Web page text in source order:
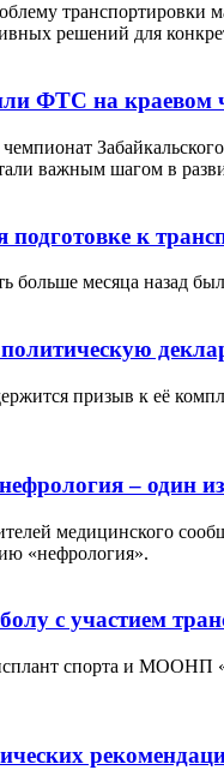
решений для
ФТС на
важным шагом в
к
месяца назад
призыв к её
– один
медицинского
«нефрология».
с участием
спорта и